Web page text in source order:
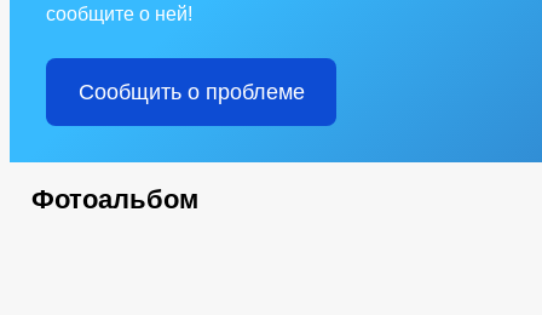
сообщите о ней!
Сообщить о проблеме
Фотоальбом